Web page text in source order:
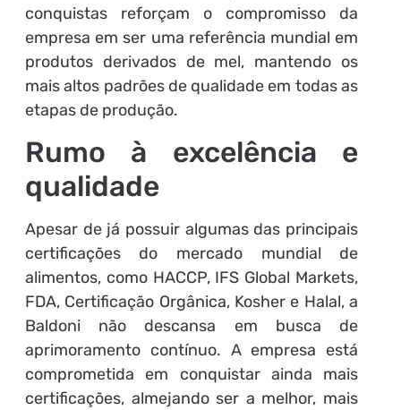
conquistas reforçam o compromisso da
empresa em ser uma referência mundial em
produtos derivados de mel, mantendo os
mais altos padrões de qualidade em todas as
etapas de produção.
Rumo à excelência e
qualidade
Apesar de já possuir algumas das principais
certificações do mercado mundial de
alimentos, como HACCP, IFS Global Markets,
FDA, Certificação Orgânica, Kosher e Halal, a
Baldoni não descansa em busca de
aprimoramento contínuo. A empresa está
comprometida em conquistar ainda mais
certificações, almejando ser a melhor, mais